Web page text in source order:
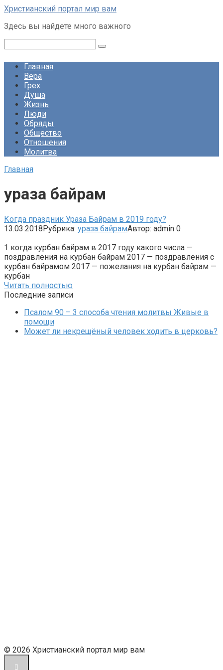
Перейти
контенту
Христианский портал мир вам
Здесь вы найдете много важного
Главная
Вера
Грех
Душа
Жизнь
Люди
Обряды
Общество
Отношения
Молитва
Главная
ураза байрам
Когда праздник Ураза Байрам в 2019 году?
13.03.2018Рубрика: ураза байрамАвтор: admin 0
1 когда курбан байрам в 2017 году какого числа —
поздравления на курбан байрам 2017 — поздравления с
курбан байрамом 2017 — пожелания на курбан байрам —
курбан
Читать полностью
Последние записи
Псалом 90 – 3 способа чтения молитвы Живые в
помощи
Может ли некрещёный человек ходить в церковь?
© 2026 Христианский портал мир вам